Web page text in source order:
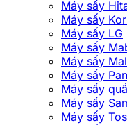
Máy sấy
Máy sấy
Máy sấy LG
Máy sấy
Máy sấy
Máy sấy
Máy sấy
Máy sấy
Máy sấy